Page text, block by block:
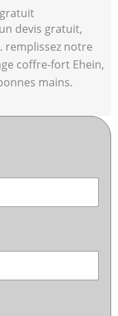
devis gratuit,
remplissez notre
coffre-fort Ehein,
mains.